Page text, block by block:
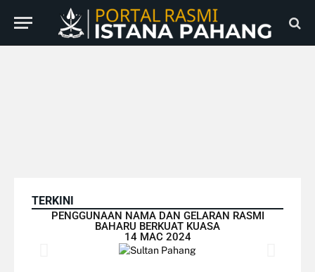
TERKINI
PENGGUNAAN NAMA DAN GELARAN RASMI
BAHARU BERKUAT KUASA
14 MAC 2024